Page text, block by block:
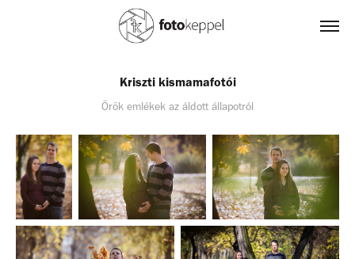
Kriszti kismamafotói
Örök emlékek az áldott állapotról